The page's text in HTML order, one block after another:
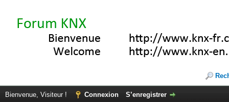
Bienvenue, Visiteur ! Connexion S’enregistrer